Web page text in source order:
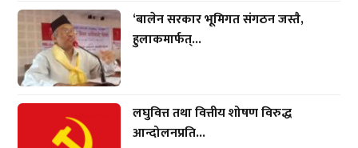
‘बालेन सरकार भूमिगत संगठन जस्तै,
हुलाकमार्फत्...
लघुवित्त तथा वित्तीय शोषण विरुद्ध
आन्दोलनप्रति...